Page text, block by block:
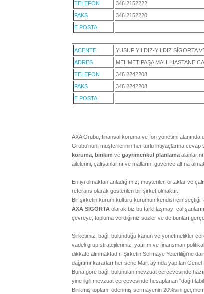
TELEFON
346 2152222
FAKS
346 2152220
E POSTA
ACENTE
YUSUF YILDIZ-YILDIZ SİGORTA
ADRES
MEHMET PAŞA MAH. HASTANE
TELEFON
346 2242208
FAKS
346 2242208
E POSTA
AXA Grubu, finansal koruma ve fon yönetimi alanında
Grubu'nun, müşterilerinin her türlü ihtiyaçlarına
koruma, birikim ve gayrimenkul planlama
ailelerini, çalışanlarını ve mallarını güvence altına
En iyi olmaktan anladığımız; müşteriler, ortaklar ve
referans olarak gösterilen bir şirket olmaktır.
Bir şirketin kurum kültürü kurumun kendisi için seçtiği,
AXA SİGORTA olarak biz bu farklılaşmayı
çevreye, topluma verdiğimiz sözler ve de bunları
Şirketimiz, bağlı bulunduğu kanun ve yönetmelikler
vadeli grup stratejilerimiz, yatırım ve finansman
dikkate alınmaktadır. Şirketin Sermaye Yeterliliği'ne
dağıtımı kararları her sene Mart ayında yapılan
Buna göre bağlı bulunulan mevzuat çerçevesinde
yine ilgili mevzuat çerçevesinde hesaplanan
Birikmiş toplamı ödenmiş sermayenin 20%sini